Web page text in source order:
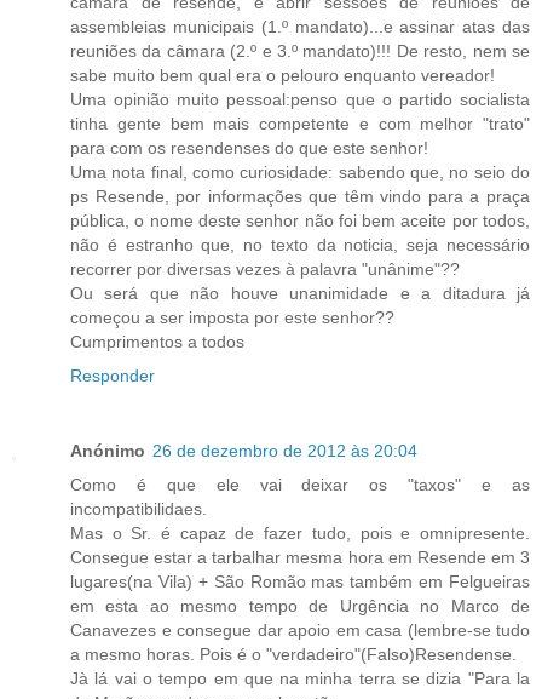
assembleias municipais (1.º mandato)...e assinar atas das
reuniões da câmara (2.º e 3.º mandato)!!! De resto, nem se
sabe muito bem qual era o pelouro enquanto vereador!
Uma opinião muito pessoal:penso que o partido socialista
tinha gente bem mais competente e com melhor "trato"
para com os resendenses do que este senhor!
Uma nota final, como curiosidade: sabendo que, no seio do
ps Resende, por informações que têm vindo para a praça
pública, o nome deste senhor não foi bem aceite por todos,
não é estranho que, no texto da noticia, seja necessário
recorrer por diversas vezes à palavra "unânime"??
Ou será que não houve unanimidade e a ditadura já
começou a ser imposta por este senhor??
Cumprimentos a todos
Responder
Anónimo 26 de dezembro de 2012 às 20:04
Como é que ele vai deixar os "taxos" e as
incompatibilidaes.
Mas o Sr. é capaz de fazer tudo, pois e omnipresente.
Consegue estar a tarbalhar mesma hora em Resende em 3
lugares(na Vila) + São Romão mas também em Felgueiras
em esta ao mesmo tempo de Urgência no Marco de
Canavezes e consegue dar apoio em casa (lembre-se tudo
a mesmo horas. Pois é o "verdadeiro"(Falso)Resendense.
Jà lá vai o tempo em que na minha terra se dizia "Para la